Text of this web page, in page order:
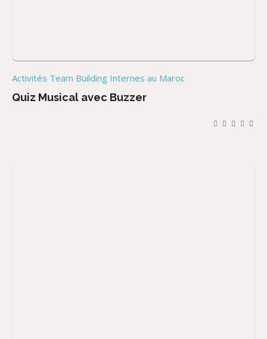
Activités Team Building Internes au Maroc
Quiz Musical avec Buzzer